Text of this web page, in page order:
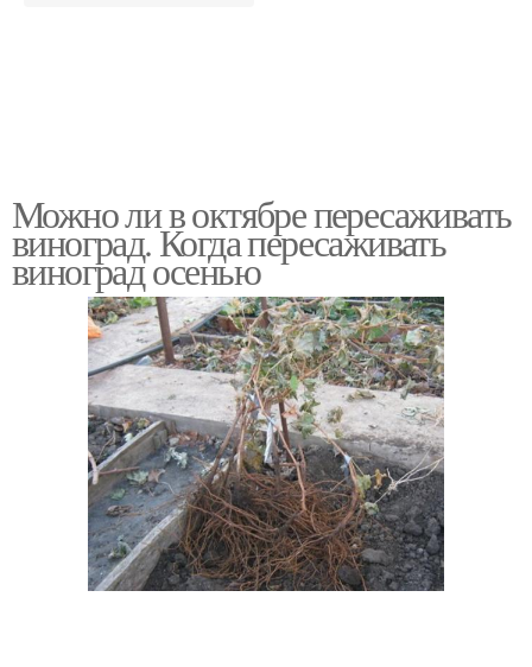
Можно ли в октябре пересаживать
виноград. Когда пересаживать
виноград осенью